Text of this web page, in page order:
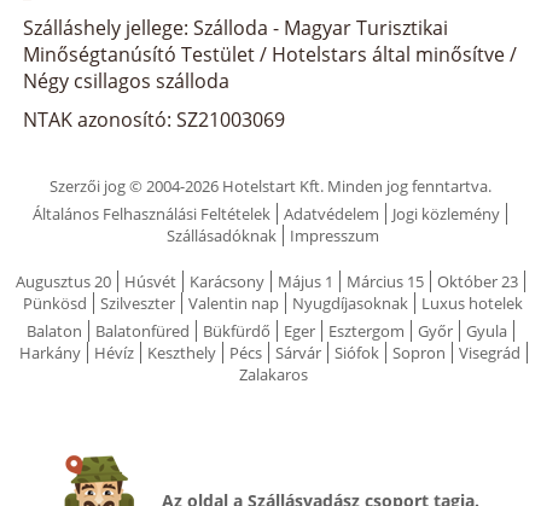
Szálláshely jellege: Szálloda - Magyar Turisztikai
Minőségtanúsító Testület / Hotelstars által minősítve /
Négy csillagos szálloda
NTAK azonosító: SZ21003069
Szerzői jog © 2004-2026 Hotelstart Kft. Minden jog fenntartva.
Általános Felhasználási Feltételek
Adatvédelem
Jogi közlemény
Szállásadóknak
Impresszum
Augusztus 20 Húsvét Karácsony Május 1 Március 15
Október 23
Pünkösd
Szilveszter Valentin nap Nyugdíjasoknak
Luxus hotelek
Balaton
Balatonfüred Bükfürdő Eger Esztergom Győr
Gyula
Harkány
Hévíz Keszthely Pécs Sárvár Siófok Sopron
Visegrád
Zalakaros
Az oldal a Szállásvadász csoport tagja.